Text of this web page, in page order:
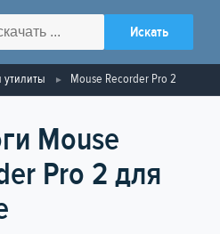
утилиты Mouse Recorder Pro 2
Mouse
Pro 2 для